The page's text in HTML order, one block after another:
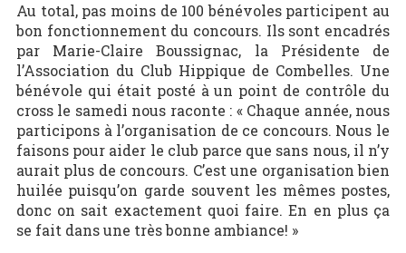
Au total, pas moins de 100 bénévoles participent au
bon fonctionnement du concours. Ils sont encadrés
par Marie-Claire Boussignac, la Présidente de
l’Association du Club Hippique de Combelles. Une
bénévole qui était posté à un point de contrôle du
cross le samedi nous raconte : « Chaque année, nous
participons à l’organisation de ce concours. Nous le
faisons pour aider le club parce que sans nous, il n’y
aurait plus de concours. C’est une organisation bien
huilée puisqu’on garde souvent les mêmes postes,
donc on sait exactement quoi faire. En en plus ça
se fait dans une très bonne ambiance! »